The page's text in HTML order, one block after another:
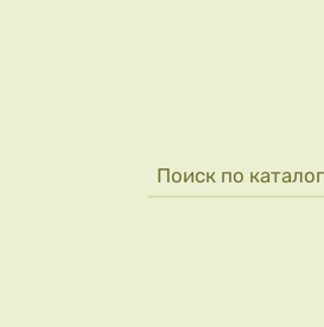
Форма поиска
Поиск